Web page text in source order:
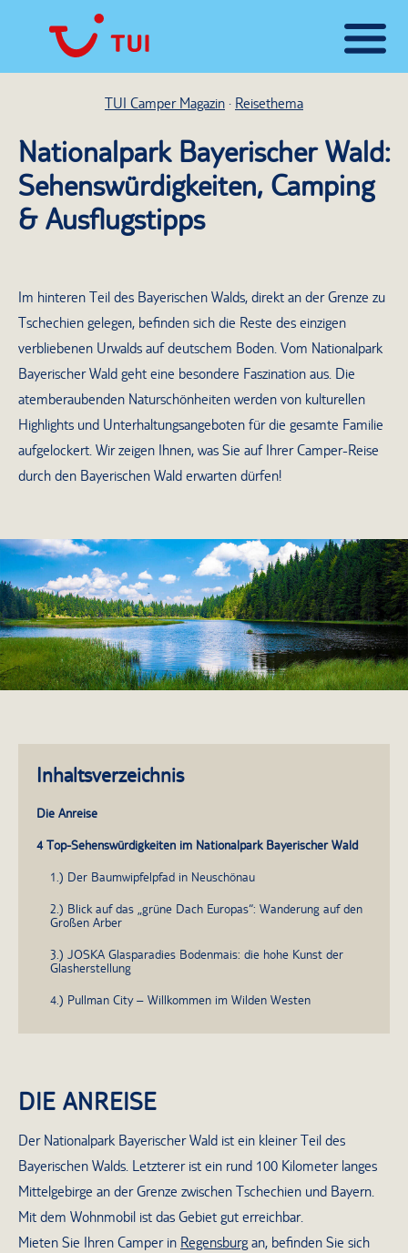
TUI Camper Magazin Reisethema
Nationalpark Bayerischer Wald:
Sehenswürdigkeiten, Camping
& Ausflugstipps
Im hinteren Teil des Bayerischen Walds, direkt an der Grenze zu
Tschechien gelegen, befinden sich die Reste des einzigen
verbliebenen Urwalds auf deutschem Boden. Vom Nationalpark
Bayerischer Wald geht eine besondere Faszination aus. Die
atemberaubenden Naturschönheiten werden von kulturellen
Highlights und Unterhaltungsangeboten für die gesamte Familie
aufgelockert. Wir zeigen Ihnen, was Sie auf Ihrer Camper-Reise
durch den Bayerischen Wald erwarten dürfen!
Inhaltsverzeichnis
Die Anreise
4 Top-Sehenswürdigkeiten im Nationalpark Bayerischer Wald
1.) Der Baumwipfelpfad in Neuschönau
2.) Blick auf das „grüne Dach Europas“: Wanderung auf den
Großen Arber
3.) JOSKA Glasparadies Bodenmais: die hohe Kunst der
Glasherstellung
4.) Pullman City – Willkommen im Wilden Westen
DIE ANREISE
Der Nationalpark Bayerischer Wald ist ein kleiner Teil des
Bayerischen Walds. Letzterer ist ein rund 100 Kilometer langes
Mittelgebirge an der Grenze zwischen Tschechien und Bayern.
Mit dem Wohnmobil ist das Gebiet gut erreichbar.
Mieten Sie Ihren Camper in Regensburgan, befinden Sie sich